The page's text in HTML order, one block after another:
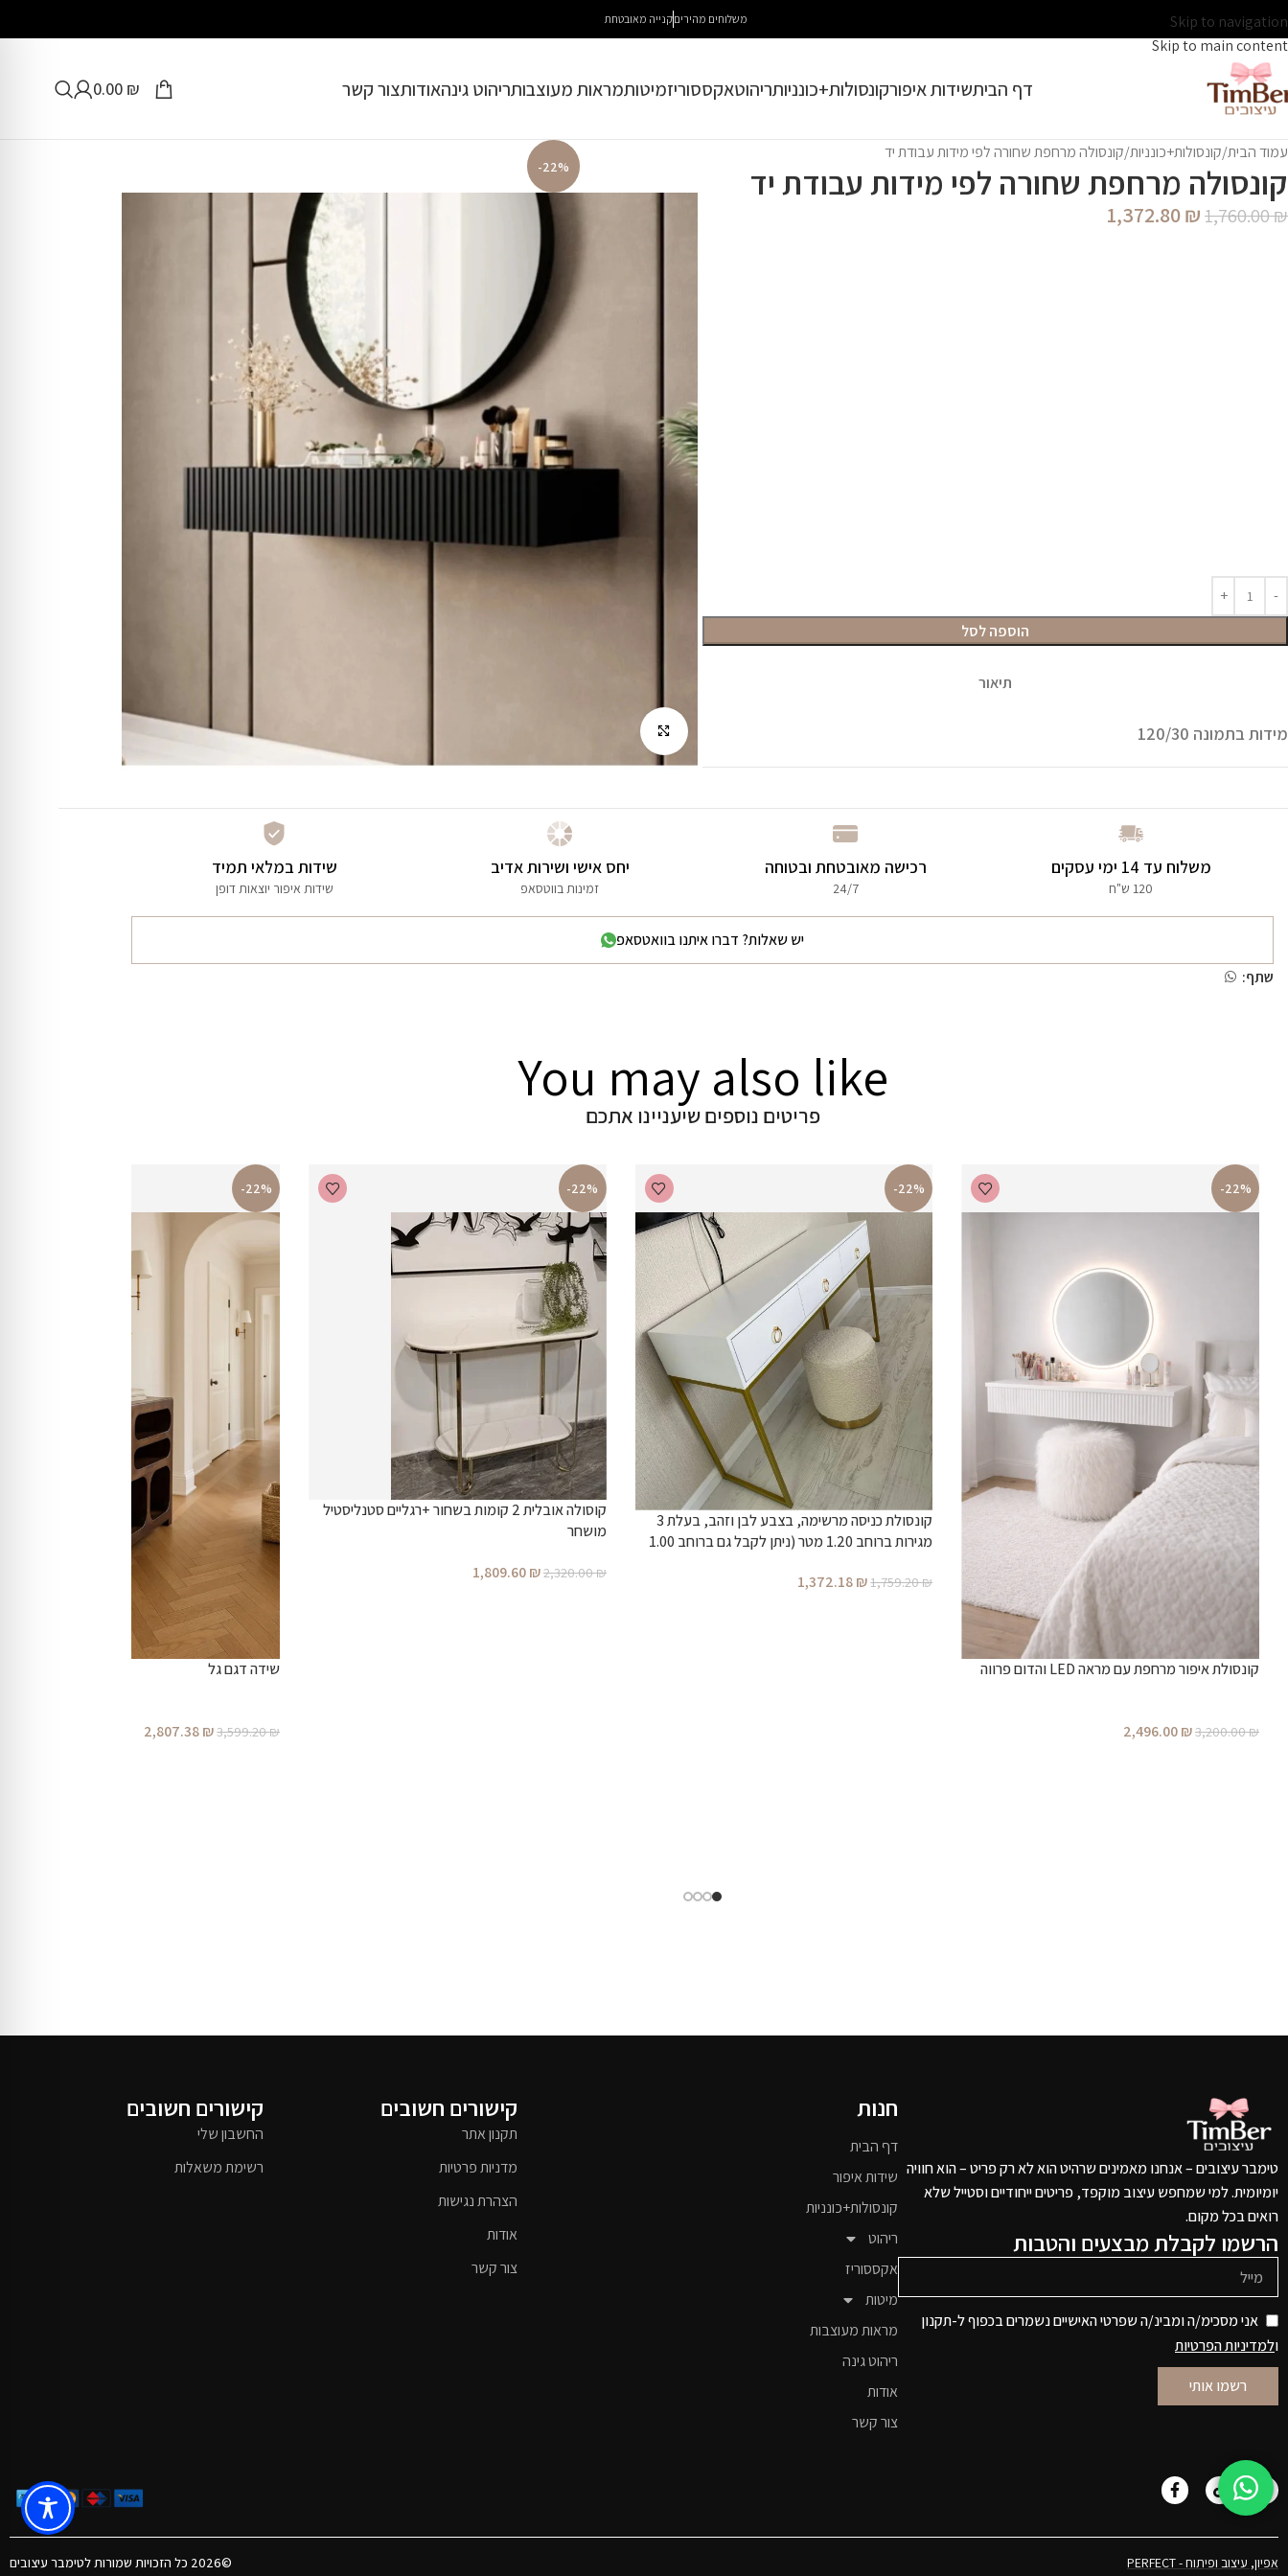
Skip to navigation
Skip to main content
משלוחים מהיריםקנייה מאובטחת
דף הביתשידות איפורקונסולות+כונניותריהוטאקססוריזמיטותמראות מעוצבותריהוט גינהאודותצור קשר 0.00 ₪
עמוד הבית קונסולות+כונניות קונסולה מרחפת שחורה לפי מידות עבודת יד
קונסולה מרחפת שחורה לפי מידות עבודת יד
1,760.00₪
1,372.80₪
הוספה לסל
תיאור
מידות בתמונה 120/30
-22%
משלוח עד 14 ימי עסקים
120 ש"ח
רכישה מאובטחת ובטוחה
24/7
יחס אישי ושירות אדיב
זמינות בווטסאפ
שידות במלאי תמיד
שידות איפור יוצאות דופן
יש שאלות? דברו איתנו בוואטסאפ
שתף:
You may also like
פריטים נוספים שיעניינו אתכם
-22%
קונסולת איפור מרחפת עם מראה LED והדום פרווה
3,200.00₪
2,496.00₪
-22%
קונסולת כניסה מרשימה, בצבע לבן וזהב, בעלת 3
מגירות ברוחב 1.20 מטר (ניתן לקבל גם ברוחב 1.00
1,759.20₪
1,372.18₪
-22%
קוסולה אובלית 2 קומות בשחור +רגליים סטנליסטיל
מושחר
2,320.00₪
1,809.60₪
-22%
שידה דגם גל
3,599.20₪
2,807.38₪
טימבר עיצובים – אנחנו מאמינים שרהיט הוא לא רק פריט – הוא חוויה
יומיומית. למי שמחפש עיצוב מוקפד, פריטים ייחודיים וסטייל שלא
רואים בכל מקום.
הרשמו לקבלת מבצעים והטבות
אני מסכימ/ה ומבינ/ה שפרטי האישיים נשמרים בכפוף ל-תקנון
ולמדיניות הפרטיות
רשמו אותי
חנות
דף הבית
שידות איפור
קונסולות+כונניות
ריהוט
אקססוריז
מיטות
מראות מעוצבות
ריהוט גינה
אודות
צור קשר
קישורים חשובים
תקנון אתר
מדניות פרטיות
הצהרת נגישות
אודות
צור קשר
קישורים חשובים
החשבון שלי
רשימת משאלות
אפיון, עיצוב ופיתוח - PERFECT ©2026 כל הזכויות שמורות לטימבר עיצובים